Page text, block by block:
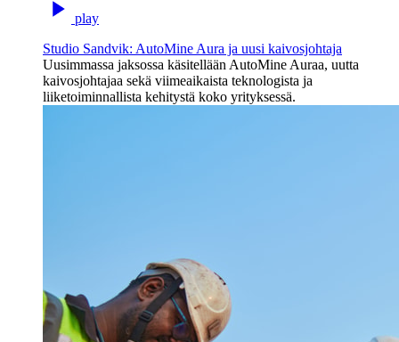
play
Studio Sandvik: AutoMine Aura ja uusi kaivosjohtaja
Uusimmassa jaksossa käsitellään AutoMine Auraa, uutta
kaivosjohtajaa sekä viimeaikaista teknologista ja
liiketoiminnallista kehitystä koko yrityksessä.